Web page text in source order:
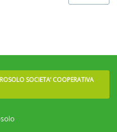
SOCIETA’ COOPERATIVA